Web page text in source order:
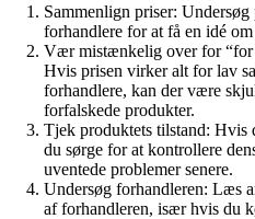
Sammenlign priser:
forhandlere for at få en idé
Vær mistænkelig over for “for
Hvis prisen virker alt for lav
forhandlere, kan der være
forfalskede produkter.
Tjek produktets tilstand: Hvis
du sørge for at kontrollere
uventede problemer senere.
Undersøg forhandleren: Læs
af ​​forhandleren, især hvis du